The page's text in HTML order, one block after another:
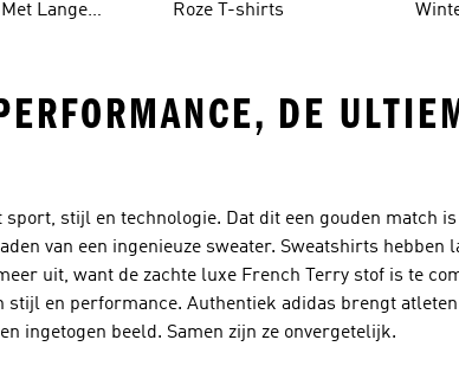
Lange
Roze T-shirts
DE
stijl en technologie. Dat dit een gouden match is
van een ingenieuze sweater. Sweatshirts hebben
uit, want de zachte luxe French Terry stof is te
stijl en performance. Authentiek adidas brengt
ingetogen beeld. Samen zijn ze onvergetelijk.